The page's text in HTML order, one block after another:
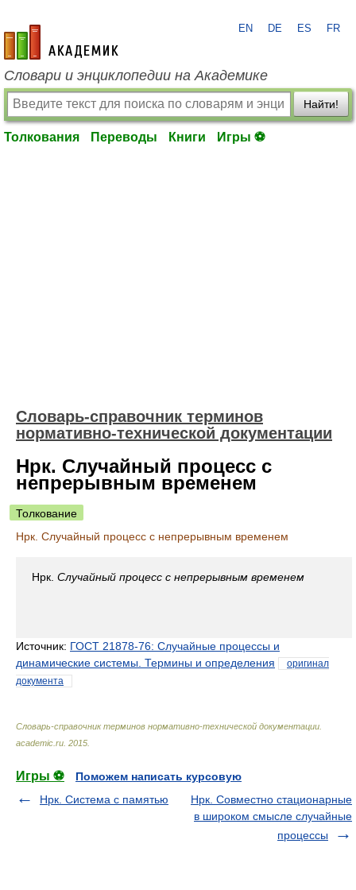
academic.ru
EN DE ES FR
Словари и энциклопедии на Академике
Найти!
Толкования Переводы Книги Игры ⚽
Словарь-справочник терминов
нормативно-технической документации
Нрк. Случайный процесс с
непрерывным временем
Толкование
Нрк. Случайный процесс с непрерывным временем
Нрк. Случайный процесс с непрерывным временем
Источник: ГОСТ 21878-76: Случайные процессы и
динамические системы. Термины и определения
оригинал
документа
Словарь-справочник терминов нормативно-технической документации
academic.ru 2015
Игры ⚽
Поможем написать курсовую
Нрк. Система с памятью
Нрк. Совместно стационарные
в широком смысле случайные
процессы